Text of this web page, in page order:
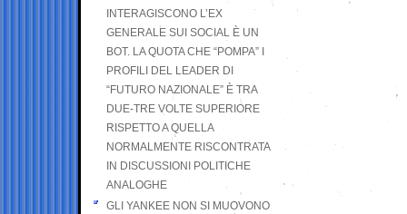
INTERAGISCONO L’EX
GENERALE SUI SOCIAL È UN
BOT. LA QUOTA CHE “POMPA” I
PROFILI DEL LEADER DI
“FUTURO NAZIONALE” È TRA
DUE-TRE VOLTE SUPERIORE
RISPETTO A QUELLA
NORMALMENTE RISCONTRATA
IN DISCUSSIONI POLITICHE
ANALOGHE
GLI YANKEE NON SI MUOVONO